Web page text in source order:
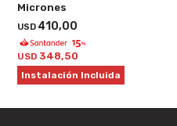
Micrones
USD 410,00
USD 348,50
Instalación Incluida